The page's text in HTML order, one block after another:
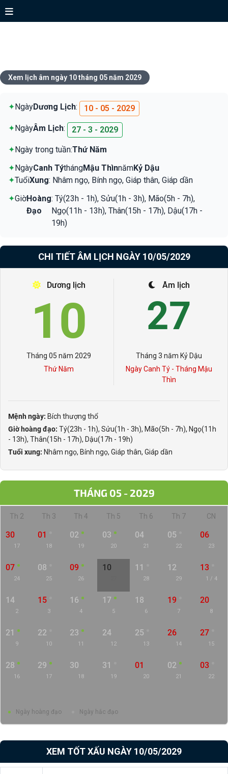
Xem lịch âm ngày 10 tháng 05 năm 2029
✦NgàyDương Lịch: 10 - 05 - 2029
✦NgàyÂm Lịch: 27 - 3 - 2029
✦Ngày trong tuần:Thứ Năm
✦NgàyCanh TýthángMậu ThìnnămKỷ Dậu
✦TuổiXung: Nhâm ngọ, Bính ngọ, Giáp thân, Giáp dần
✦GiờHoàng
Đạo
: Tý(23h - 1h), Sửu(1h - 3h), Mão(5h - 7h),
Ngọ(11h - 13h), Thân(15h - 17h), Dậu(17h -
19h)
CHI TIẾT ÂM LỊCH NGÀY 10/05/2029
Dương lịch
10
Tháng 05 năm 2029
Thứ Năm
Âm lịch
27
Tháng 3 năm Kỷ Dậu
Ngày Canh Tý - Tháng Mậu
Thìn
Mệnh ngày: Bích thượng thổ
Giờ hoàng đạo: Tý(23h - 1h), Sửu(1h - 3h), Mão(5h - 7h), Ngọ(11h
- 13h), Thân(15h - 17h), Dậu(17h - 19h)
Tuổi xung: Nhâm ngọ, Bính ngọ, Giáp thân, Giáp dần
THÁNG 05 - 2029
Th 2 Th 3 Th 4 Th 5 Th 6 Th 7 CN
30
17
01
18
02
19
03
20
04
21
05
22
06
23
07
24
08
25
09
26
10 11
28
12
29
13
1 / 4
14
2
15
3
16
4
17
5
18
6
19
7
20
8
21
9
22
10
23
11
24
12
25
13
26
14
27
15
28
16
29
17
30
18
31
19
01
20
02
21
03
22
Ngày hoàng đạo Ngày hắc đạo
XEM TỐT XẤU NGÀY 10/05/2029